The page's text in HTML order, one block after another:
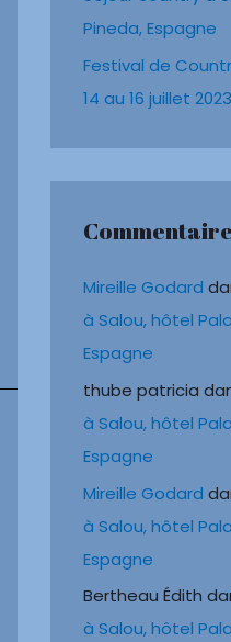
Pineda, Espagne
Festival de
14 au 16 juillet 2023
Mireille Godard
à Salou, hôtel
Espagne
thube patricia
à Salou, hôtel
Espagne
Mireille Godard
à Salou, hôtel
Espagne
Bertheau Édith
à Salou, hôtel